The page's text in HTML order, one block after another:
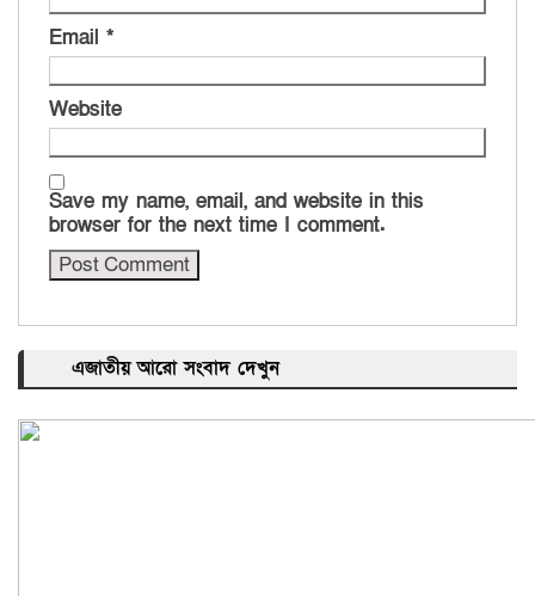
Email *
Website
Save my name, email, and website in this
browser for the next time I comment.
এজাতীয় আরো সংবাদ দেখুন